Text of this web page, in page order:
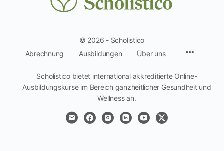
© 2026 - Scholistico
Abrechnung
Ausbildungen Über uns
Scholistico bietet international akkreditierte Online-
Ausbildungskurse im Bereich ganzheitlicher Gesundheit und
Wellness an.